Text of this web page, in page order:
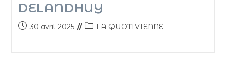
DELANDHUY
30 avril 2025 LA QUOTIVIENNE